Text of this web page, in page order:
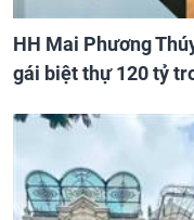
HH Mai Phương
gái biệt thự 120 tỷ